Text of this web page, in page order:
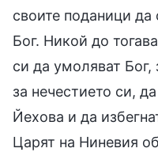
своите поданици да
Бог. Никой до
си да умоляват Бог,
за нечестието си,
Йехова и да
Царят на Ниневия